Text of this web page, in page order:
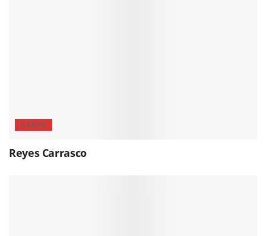
CANTE
Reyes Carrasco